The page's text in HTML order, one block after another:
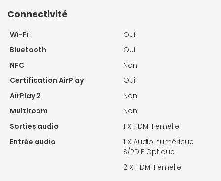
Connectivité
Wi-Fi
Oui
Bluetooth
Oui
NFC
Non
Certification AirPlay
Oui
AirPlay 2
Non
Multiroom
Non
Sorties audio
1 X HDMI Femelle
Entrée audio
1 X Audio numérique
S/PDIF Optique
2 X HDMI Femelle